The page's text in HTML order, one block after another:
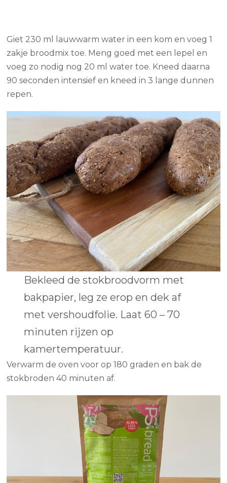
Giet 230 ml lauwwarm water in een kom en voeg 1
zakje broodmix toe. Meng goed met een lepel en
voeg zo nodig nog 20 ml water toe. Kneed daarna
90 seconden intensief en kneed in 3 lange dunnen
repen.
Bekleed de stokbroodvorm met
bakpapier, leg ze erop en dek af
met vershoudfolie. Laat 60 – 70
minuten rijzen op
kamertemperatuur.
Verwarm de oven voor op 180 graden en bak de
stokbroden 40 minuten af.